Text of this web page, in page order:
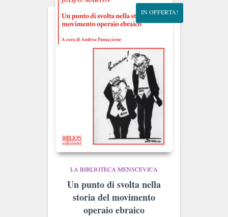
IN OFFERTA!
LA BIBLIOTECA MENSCEVICA
Un punto di svolta nella
storia del movimento
operaio ebraico